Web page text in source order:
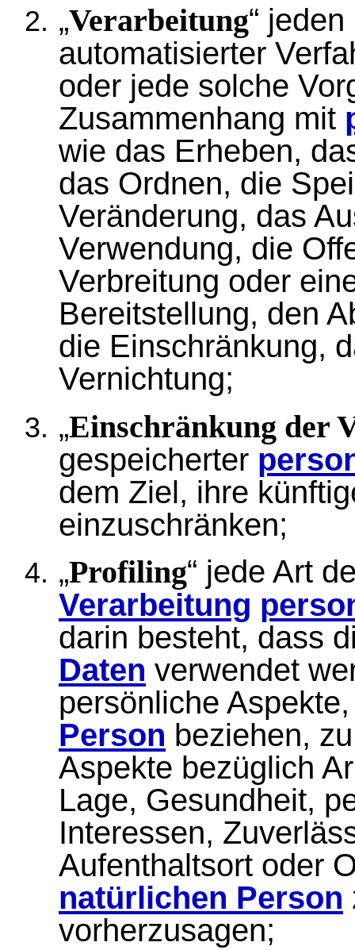
„Verarbeitung“
automatisierter
oder jede solche
Zusammenhang mit
wie das Erheben,
das Ordnen, die
Veränderung, das
Verwendung, die
Verbreitung oder
Bereitstellung, den
die Einschränkung,
Vernichtung;
„Einschränkung der
gespeicherter
dem Ziel, ihre
einzuschränken;
„Profiling“ jede Art
Verarbeitung
darin besteht, dass
Daten verwendet
persönliche
Person beziehen,
Aspekte bezüglich
Lage, Gesundheit,
Interessen,
Aufenthaltsort oder
natürlichen Person
vorherzusagen;